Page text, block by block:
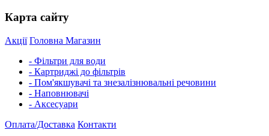
Карта сайту
Акції Головна Магазин
- Фільтри для води
- Картриджі до фільтрів
- Пом'якшувачі та знезалізнювальні речовини
- Наповнювачі
- Аксесуари
Оплата/Доставка Контакти